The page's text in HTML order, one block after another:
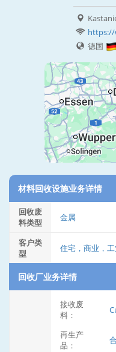
https://
德国
材料回收设施业务详情
回收废
料类型
金属
客户类
型
住宅，商业，
回收厂业务详情
接收废
料：
再生产
品：